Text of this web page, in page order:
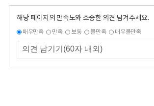
해당 페이지의 만족도와 소중한 의견 남겨주세요.
매우만족 만족 보통 불만족 매우불만족